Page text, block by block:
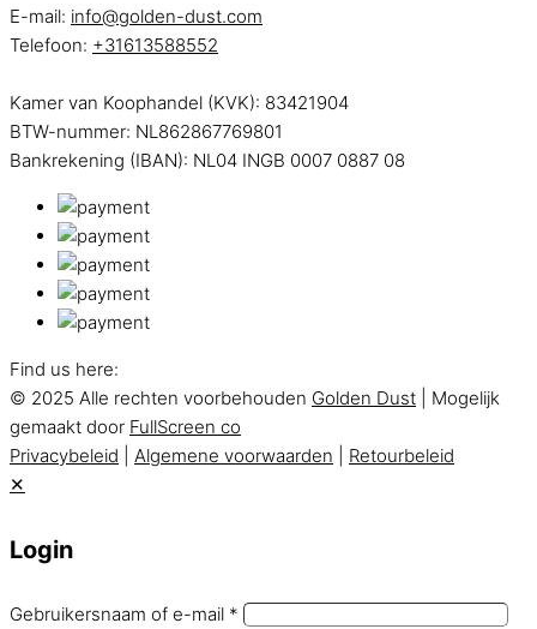
E-mail: info@golden-dust.com
Telefoon: +31613588552
Kamer van Koophandel (KVK): 83421904
BTW-nummer: NL862867769801
Bankrekening (IBAN): NL04 INGB 0007 0887 08
Find us here:
© 2025 Alle rechten voorbehouden Golden Dust | Mogelijk
gemaakt door FullScreen co
Privacybeleid
Algemene voorwaarden
Retourbeleid
✕
Login
Gebruikersnaam of e-mail *